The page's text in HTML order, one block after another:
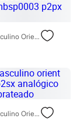
Relógio Masculino Orient Analógico Mbsp0003 P2px Prateado
Relógio Masculino Orient Mbss1488p2sx Analógico Calendário Prateado